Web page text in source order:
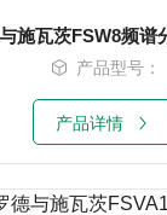
施瓦茨FSW8频谱
产品型号：
产品详情